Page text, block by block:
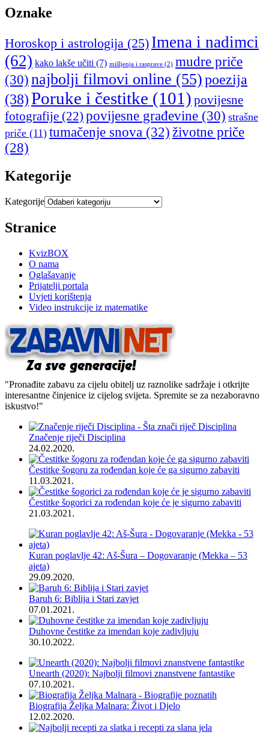
Oznake
Horoskop i astrologija (25) Imena i nadimci
(62) kako lakše učiti (7) mišljenja i rasprave (2) mudre priče
(30) najbolji filmovi online (55)poezija
(38)Poruke i čestitke (101) povijesne
fotografije (22) povijesne građevine (30) strašne
priče (11) tumačenje snova (32) životne priče
(28)
Kategorije
Kategorije
Stranice
KvizBOX
O nama
Oglašavanje
Prijatelji portala
Uvjeti korištenja
Video instrukcije iz matematike
"Pronađite zabavu za cijelu obitelj uz raznolike sadržaje i otkrijte
interesantne činjenice iz cijelog svijeta. Spremite se za nezaboravno
iskustvo!"
Značenje riječi Disciplina
24.02.2020.
Čestitke šogoru za rođendan koje će ga sigurno zabaviti
11.03.2021.
Čestitke šogorici za rođendan koje će je sigurno zabaviti
21.03.2021.
Kuran poglavlje 42: Aš-Šura – Dogovaranje (Mekka – 53
ajeta)
29.09.2020.
Baruh 6: Biblija i Stari zavjet
07.01.2021.
Duhovne čestitke za imendan koje zadivljuju
30.10.2022.
Unearth (2020): Najbolji filmovi znanstvene fantastike
07.10.2021.
Biografija Željka Malnara: Život i Djelo
12.02.2020.